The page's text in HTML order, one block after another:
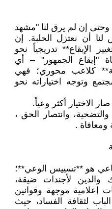
وحتى إن لم يرق لنا "مشهد
أن نعتزل الحلبة. إن
الإيقاع** تدريجياً نحو
"إيقاع الجمهور" – أي
كلاعب محوري؛ فهي
وتوجه اختياراته نحو
الاختيار أكثر وعياً.
وانتصار الحق ،
ومعافاة .
هو **تسييس الوعي**؛
والدين لأجندات ضيقة،
موجهة وقوانين
لثقافة الفساد، حيث